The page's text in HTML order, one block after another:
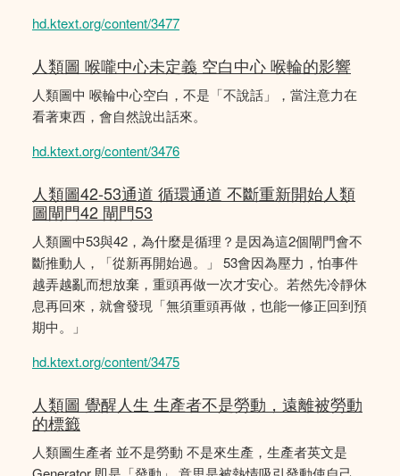
hd.ktext.org/content/3477
人類圖 喉嚨中心未定義 空白中心 喉輪的影響
人類圖中 喉輪中心空白，不是「不說話」，當注意力在
看著東西，會自然說出話來。
hd.ktext.org/content/3476
人類圖42-53通道 循環通道 不斷重新開始人類
圖閘門42 閘門53
人類圖中53與42，為什麼是循理？是因為這2個閘門會不
斷推動人，「從新再開始過。」 53會因為壓力，怕事件
越弄越亂而想放棄，重頭再做一次才安心。若然先冷靜休
息再回來，就會發現「無須重頭再做，也能一修正回到預
期中。」
hd.ktext.org/content/3475
人類圖 覺醒人生 生產者不是勞動，遠離被勞動
的標籤
人類圖生產者 並不是勞動 不是來生產，生產者英文是